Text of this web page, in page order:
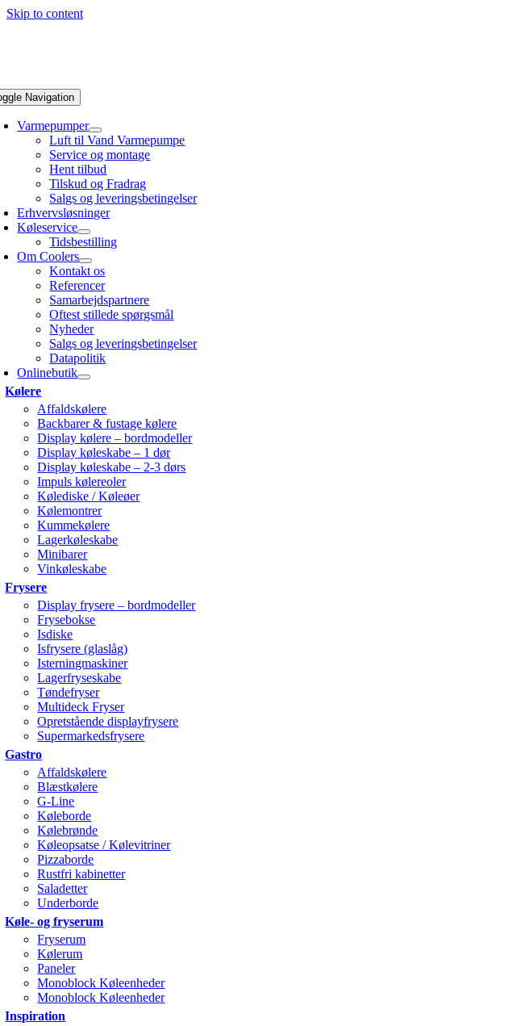
Skip to content
Navigation
Varmepumper
Luft til Vand Varmepumpe
Service og montage
Hent tilbud
Tilskud og Fradrag
Salgs og leveringsbetingelser
Erhvervsløsninger
Køleservice
Tidsbestilling
Om Coolers
Kontakt os
Referencer
Samarbejdspartnere
Oftest stillede spørgsmål
Nyheder
Salgs og leveringsbetingelser
Datapolitik
Onlinebutik
Kølere
Affaldskølere
Backbarer & fustage kølere
Display kølere – bordmodeller
Display køleskabe – 1 dør
Display køleskabe – 2-3 dørs
Impuls kølereoler
Kølediske / Køleøer
Kølemontrer
Kummekølere
Lagerkøleskabe
Minibarer
Vinkøleskabe
Frysere
Display frysere – bordmodeller
Frysebokse
Isdiske
Isfrysere (glaslåg)
Isterningmaskiner
Lagerfryseskabe
Tøndefryser
Multideck Fryser
Opretstående displayfrysere
Supermarkedsfrysere
Gastro
Affaldskølere
Blæstkølere
G-Line
Køleborde
Kølebrønde
Køleopsatse / Kølevitriner
Pizzaborde
Rustfri kabinetter
Saladetter
Underborde
Køle- og fryserum
Fryserum
Kølerum
Paneler
Monoblock Køleenheder
Monoblock Køleenheder
Inspiration